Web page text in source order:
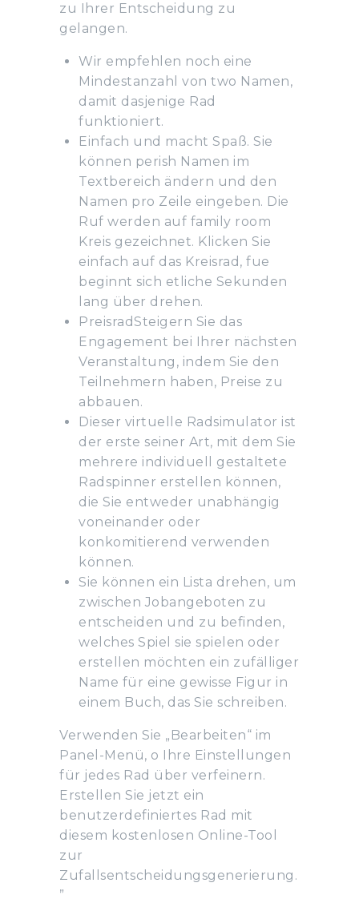
zu Ihrer Entscheidung zu
gelangen.
Wir empfehlen noch eine
Mindestanzahl von two Namen,
damit dasjenige Rad
funktioniert.
Einfach und macht Spaß. Sie
können perish Namen im
Textbereich ändern und den
Namen pro Zeile eingeben. Die
Ruf werden auf family room
Kreis gezeichnet. Klicken Sie
einfach auf das Kreisrad, fue
beginnt sich etliche Sekunden
lang über drehen.
PreisradSteigern Sie das
Engagement bei Ihrer nächsten
Veranstaltung, indem Sie den
Teilnehmern haben, Preise zu
abbauen.
Dieser virtuelle Radsimulator ist
der erste seiner Art, mit dem Sie
mehrere individuell gestaltete
Radspinner erstellen können,
die Sie entweder unabhängig
voneinander oder
konkomitierend verwenden
können.
Sie können ein Lista drehen, um
zwischen Jobangeboten zu
entscheiden und zu befinden,
welches Spiel sie spielen oder
erstellen möchten ein zufälliger
Name für eine gewisse Figur in
einem Buch, das Sie schreiben.
Verwenden Sie „Bearbeiten“ im
Panel-Menü, o Ihre Einstellungen
für jedes Rad über verfeinern.
Erstellen Sie jetzt ein
benutzerdefiniertes Rad mit
diesem kostenlosen Online-Tool
zur
Zufallsentscheidungsgenerierung.
”